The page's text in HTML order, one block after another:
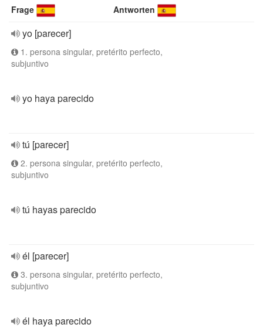
Frage Antworten
yo [parecer]
1. persona singular, pretérito perfecto,
subjuntivo
yo haya parecido
tú [parecer]
2. persona singular, pretérito perfecto,
subjuntivo
tú hayas parecido
él [parecer]
3. persona singular, pretérito perfecto,
subjuntivo
él haya parecido